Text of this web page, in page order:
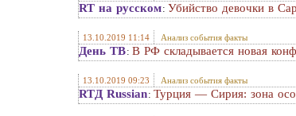
RT на русском: Убийство девочки в
13.10.2019 11:14 Анализ события факты
День ТВ: В РФ складывается новая
13.10.2019 09:23 Анализ события факты
RTД Russian: Турция — Сирия: зона